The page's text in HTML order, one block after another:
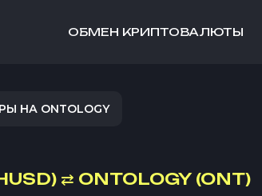
ОБМЕН КРИПТОВАЛЮТЫ
НА ONTOLOGY
⇄ ONTOLOGY (ONT)